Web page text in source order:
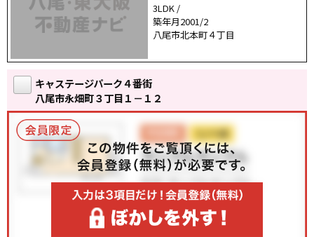
3LDK /
築年月2001/2
八尾市北本町４丁目
キャステージパーク４番街
八尾市永畑町３丁目１－１２